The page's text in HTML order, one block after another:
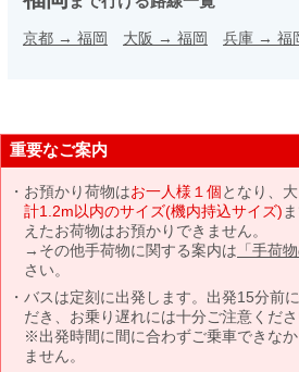
京都 → 福岡 大阪 → 福岡 兵庫 → 福
重要なご案内
お預かり荷物はお一人様１個となり、
計1.2m以内のサイズ(機内持込サイズ)
えたお荷物はお預かりできません。
→その他手荷物に関する案内は 「手荷
さい。
バスは定刻に出発します。出発15分前
だき、お乗り遅れには十分ご注意くださ
※出発時間に間に合わずご乗車できな
ません。